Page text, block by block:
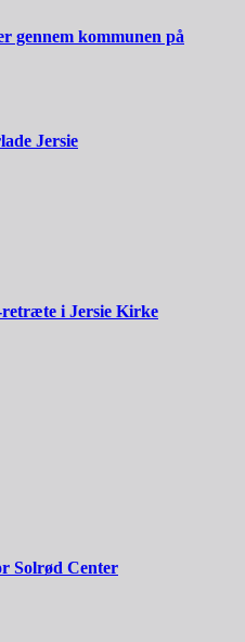
gennem kommunen på
Jersie
retræte i Jersie Kirke
Solrød Center